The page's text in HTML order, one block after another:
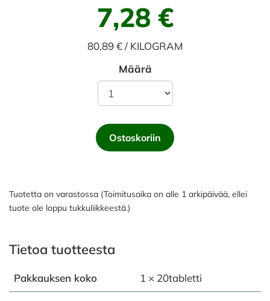
7,28 €
80,89 € / KILOGRAM
Määrä
Ostoskoriin
Tuotetta on varastossa (Toimitusaika on alle 1 arkipäivää, ellei
tuote ole loppu tukkuliikkeestä.)
Tietoa tuotteesta
Pakkauksen koko 1 × 20tabletti